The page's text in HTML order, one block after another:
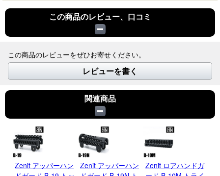
この商品のレビュー、口コミ
この商品のレビューをぜひお寄せください。
レビューを書く
関連商品
Zenit アッパーハン
Zenit アッパーハン
Zenit ロアハンドガ